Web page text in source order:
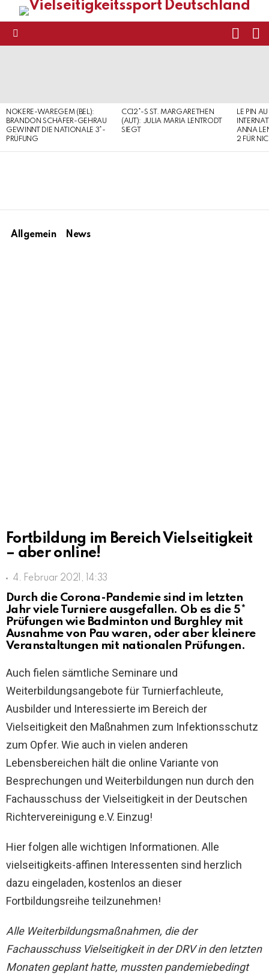
NOKERE-WAREGEM (BEL):
BRANDON SCHÄFER-GEHRAU
GEWINNT DIE NATIONALE 3*-
PRÜFUNG
CCI2*-S ST. MARGARETHEN
(AUT): JULIA MARIA LENTRODT
SIEGT
LE PIN
ANNA
2 FÜR
Allgemein News
Fortbildung im Bereich Vielseitigkeit
– aber online!
4. Februar 2021, 14:33
Durch die Corona-Pandemie sind im letzten
Jahr viele Turniere ausgefallen. Ob es die 5*
Prüfungen wie Badminton und Burghley mit
Ausnahme von Pau waren, oder aber kleinere
Veranstaltungen mit nationalen Prüfungen.
Auch fielen sämtliche Seminare und
Weiterbildungsangebote für Turnierfachleute,
Ausbilder und Interessierte im Bereich der
Vielseitigkeit den Maßnahmen zum Infektionsschutz
zum Opfer. Wie auch in vielen anderen
Lebensbereichen hält die online Variante von
Besprechungen und Weiterbildungen nun durch den
Fachausschuss der Vielseitigkeit in der Deutschen
Richtervereinigung e.V. Einzug!
Hier folgen alle wichtigen Informationen. Alle
vielseitigkeits-affinen Interessenten sind herzlich
dazu eingeladen, kostenlos an dieser
Fortbildungsreihe teilzunehmen!
Alle Weiterbildungsmaßnahmen, die der
Fachausschuss Vielseitigkeit in der DRV in den letzten
Monaten geplant hatte, mussten pandemiebedingt